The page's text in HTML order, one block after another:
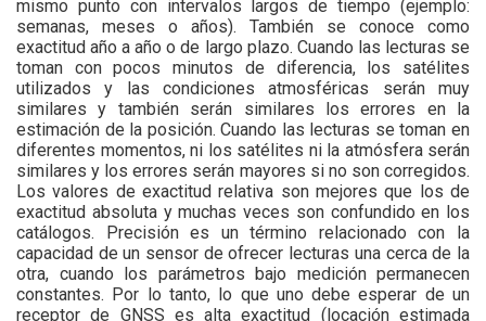
mismo punto con intervalos largos de tiempo (ejemplo:
semanas, meses o años). También se conoce como
exactitud año a año o de largo plazo. Cuando las lecturas se
toman con pocos minutos de diferencia, los satélites
utilizados y las condiciones atmosféricas serán muy
similares y también serán similares los errores en la
estimación de la posición. Cuando las lecturas se toman en
diferentes momentos, ni los satélites ni la atmósfera serán
similares y los errores serán mayores si no son corregidos.
Los valores de exactitud relativa son mejores que los de
exactitud absoluta y muchas veces son confundido en los
catálogos. Precisión es un término relacionado con la
capacidad de un sensor de ofrecer lecturas una cerca de la
otra, cuando los parámetros bajo medición permanecen
constantes. Por lo tanto, lo que uno debe esperar de un
receptor de GNSS es alta exactitud (locación estimada